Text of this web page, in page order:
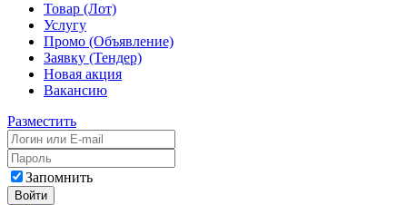
Товар (Лот)
Услугу
Промо (Объявление)
Заявку (Тендер)
Новая акция
Вакансию
Разместить
Запомнить
Войти